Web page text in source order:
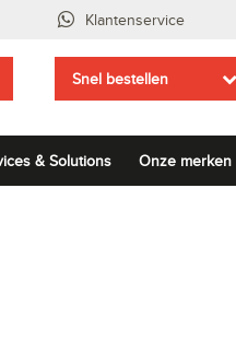
Klantenservice
Snel bestellen
& Solutions Onze merken